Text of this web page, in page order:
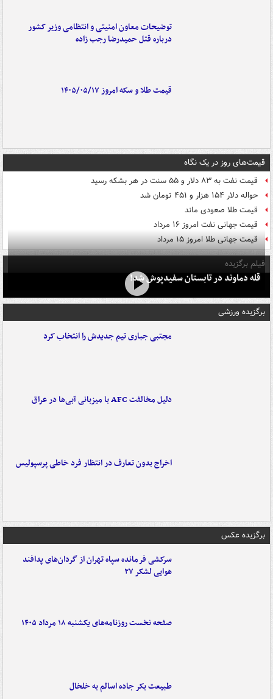
توضیحات معاون امنیتی و انتظامی وزیر کشور
درباره قتل حمیدرضا رجب زاده
قیمت طلا و سکه امروز ۱۴۰۵/۰۵/۱۷
قیمت‌های روز در یک نگاه
قیمت نفت به ۸۳ دلار و ۵۵ سنت در هر بشکه رسید
حواله دلار ۱۵۴ هزار و ۴۵۱ تومان شد
قیمت طلا صعودی ماند
قیمت جهانی نفت امروز ۱۶ مرداد
قیمت جهانی طلا امروز ۱۵ مرداد
فیلم برگزیده
قله دماوند در تابستان سفیدپوش شد!
برگزیده ورزشی
مجتبی جباری تیم جدیدش را انتخاب کرد
دلیل مخالفت AFC با میزبانی آبی‌ها در عراق
اخراج بدون تعارف در انتظار فرد خاطی پرسپولیس
برگزیده عکس
سرکشی فرمانده سپاه تهران از گردان‌های پدافند
هوایی لشکر ۲۷
صفحه نخست روزنامه‌های یکشنبه ۱۸ مرداد ۱۴۰۵
طبیعت بکر جاده اسالم به خلخال